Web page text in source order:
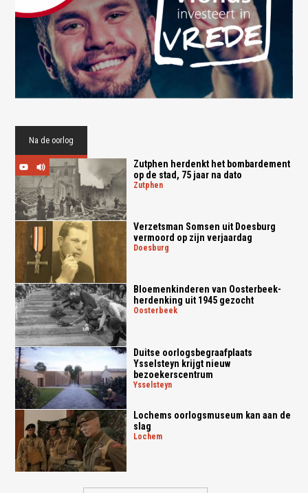
Na de oorlog
Zutphen herdenkt het bombardement
op de stad, 75 jaar na dato
zutphen
Verzetsman Somsen uit Doesburg
vermoord op zijn verjaardag
doesburg
Bloemenkinderen van Oosterbeek-
herdenking uit 1945 gezocht
oosterbeek
Duitse oorlogsbegraafplaats
Ysselsteyn krijgt nieuw
bezoekerscentrum
ysselsteyn
Lochems oorlogsmuseum kan aan de
slag
lochem